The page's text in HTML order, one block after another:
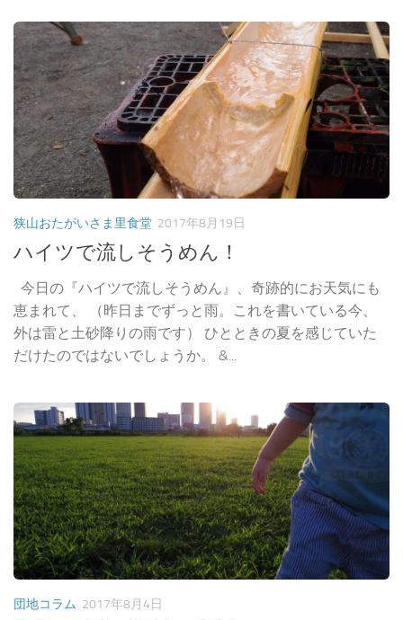
狭山おたがいさま里食堂 2017年8月19日
ハイツで流しそうめん！
今日の『ハイツで流しそうめん』、奇跡的にお天気にも
恵まれて、 （昨日までずっと雨。これを書いている今、
外は雷と土砂降りの雨です） ひとときの夏を感じていた
だけたのではないでしょうか。 &...
団地コラム 2017年8月4日